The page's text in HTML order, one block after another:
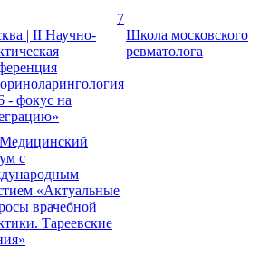
7
| II Научно-
- фокус на
с
«Актуальные
врачебной
Тареевские
Школа московского
ревматолога